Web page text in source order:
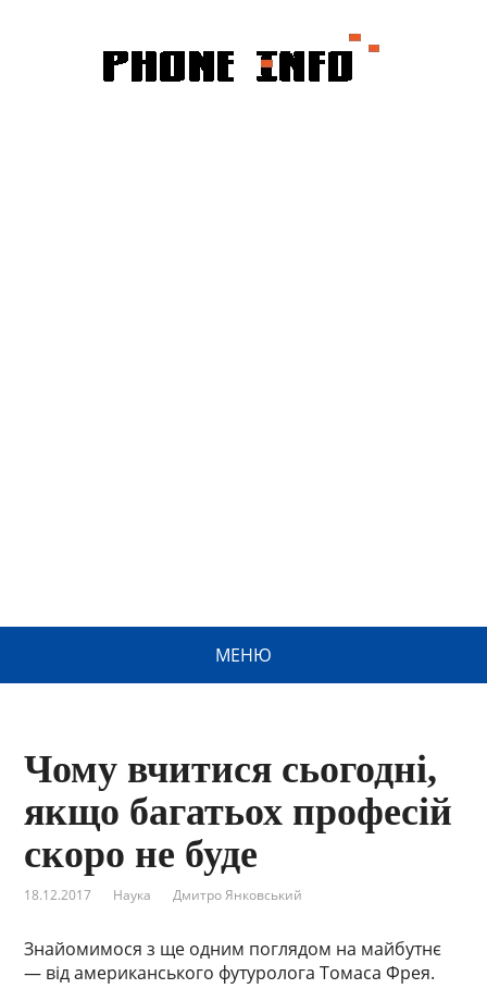
МЕНЮ
Чому вчитися сьогодні,
якщо багатьох професій
скоро не буде
18.12.2017 Наука Дмитро Янковський
Знайомимося з ще одним поглядом на майбутнє
— від американського футуролога Томаса Фрея.